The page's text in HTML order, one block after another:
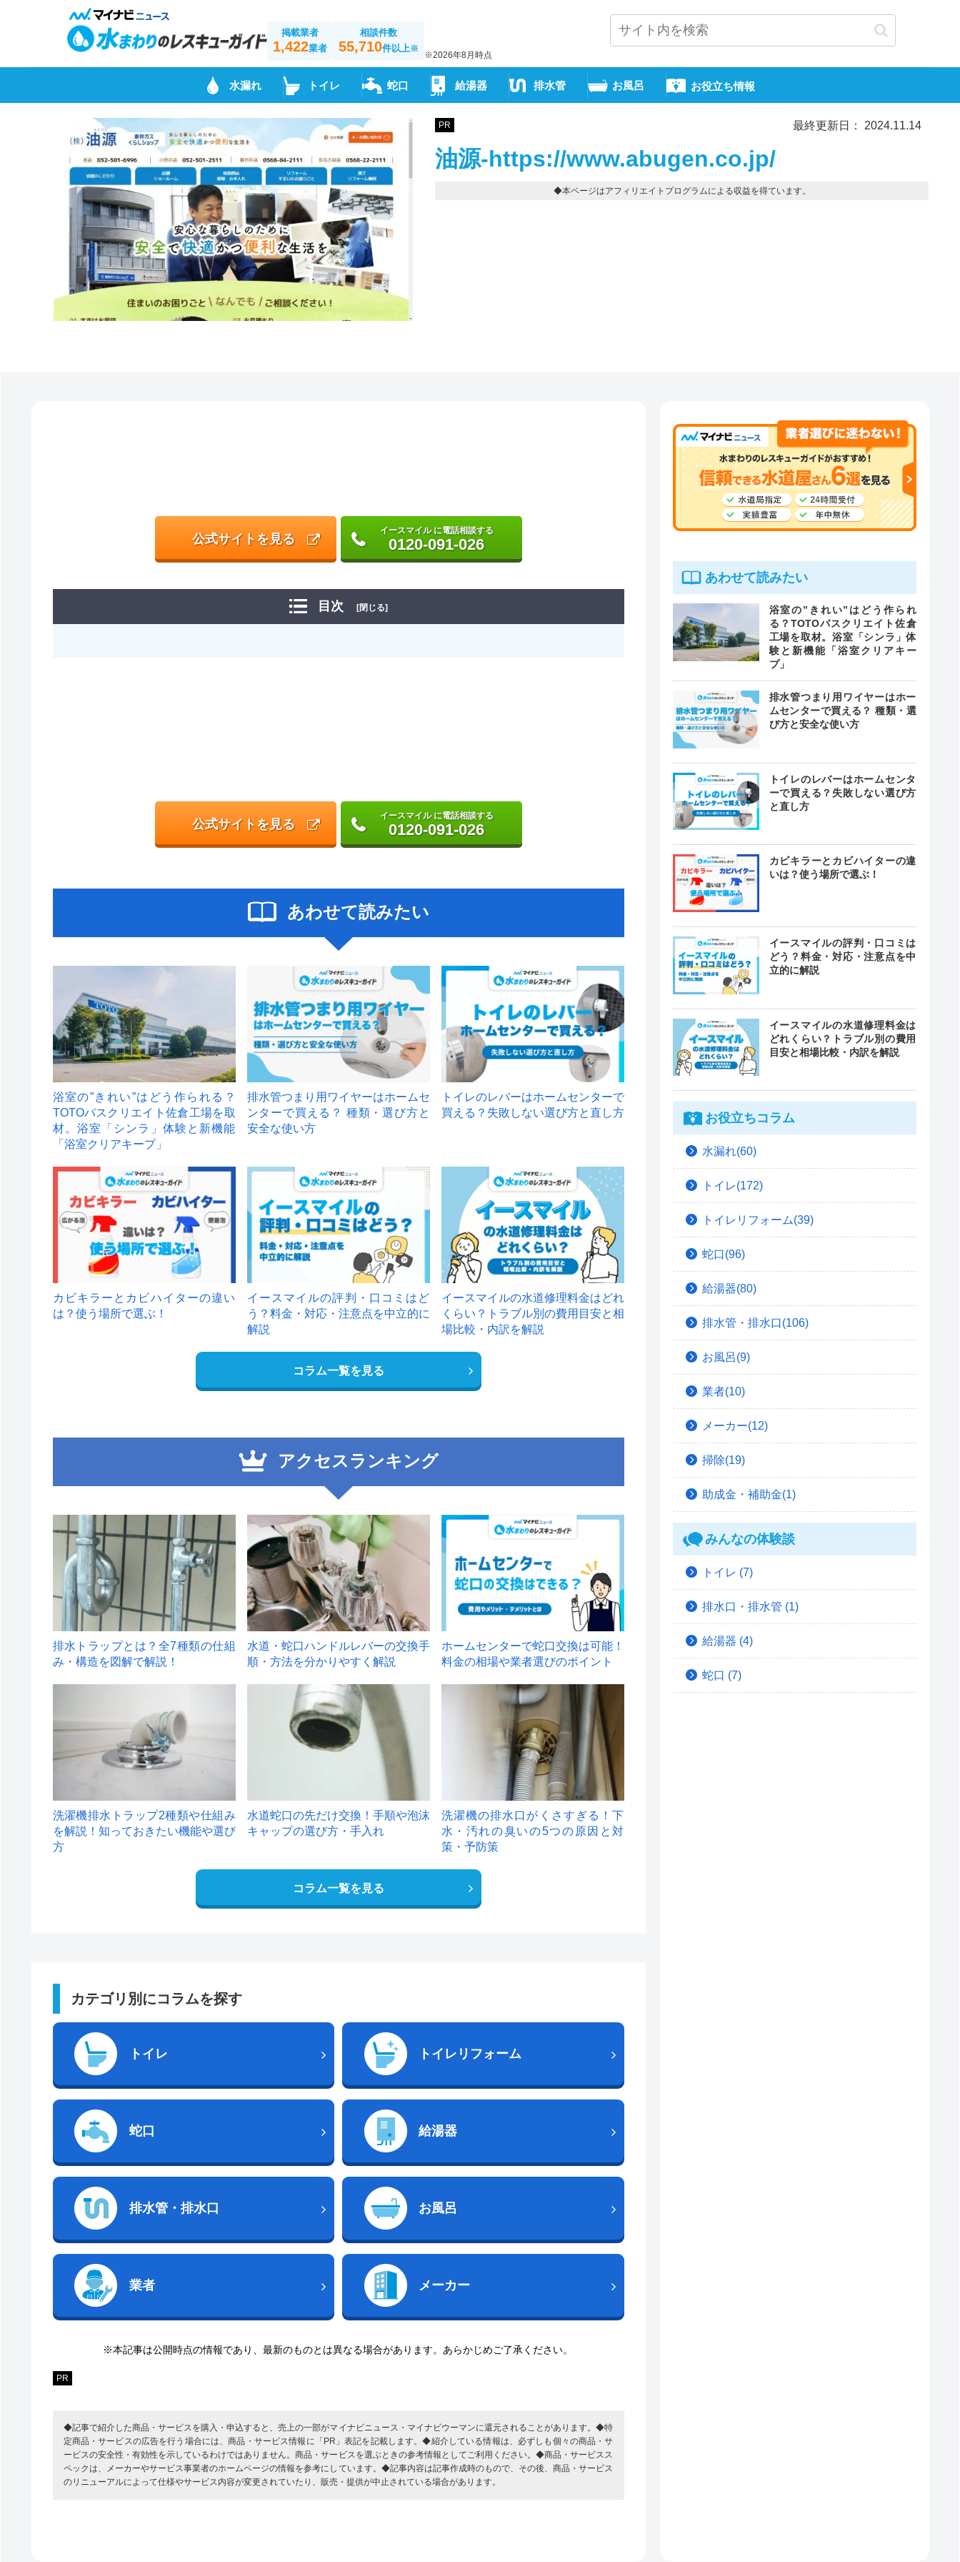
掲載業者
1,422業者
相談件数
55,710件以上※
※2026年8月時点
水漏れ トイレ 蛇口 給湯器 排水管 お風呂 お役立ち情報
PR 最終更新日： 2024.11.14
油源-https://www.abugen.co.jp/
◆本ページはアフィリエイトプログラムによる収益を得ています。
公式サイトを見る
イースマイル に電話相談する
0120-091-026
目次 [閉じる]
公式サイトを見る
イースマイル に電話相談する
0120-091-026
あわせて読みたい
浴室の”きれい”はどう作られる？
TOTOバスクリエイト佐倉工場を取
材。浴室「シンラ」体験と新機能
「浴室クリアキープ」
排水管つまり用ワイヤーはホームセ
ンターで買える？ 種類・選び方と
安全な使い方
トイレのレバーはホームセンターで
買える？失敗しない選び方と直し方
カビキラーとカビハイターの違い
は？使う場所で選ぶ！
イースマイルの評判・口コミはど
う？料金・対応・注意点を中立的に
解説
イースマイルの水道修理料金はどれ
くらい？トラブル別の費用目安と相
場比較・内訳を解説
コラム一覧を見る
アクセスランキング
1
排水トラップとは？全7種類の仕組
み・構造を図解で解説！
2
水道・蛇口ハンドルレバーの交換手
順・方法を分かりやすく解説
ホームセンターで蛇口交換は可能！
料金の相場や業者選びのポイント
洗濯機排水トラップ2種類や仕組み
を解説！知っておきたい機能や選び
方
水道蛇口の先だけ交換！手順や泡沫
キャップの選び方・手入れ
洗濯機の排水口がくさすぎる！下
水・汚れの臭いの5つの原因と対
策・予防策
コラム一覧を見る
カテゴリ別にコラムを探す
トイレ トイレリフォーム
蛇口 給湯器
排水管・排水口 お風呂
業者 メーカー
※本記事は公開時点の情報であり、最新のものとは異なる場合があります。あらかじめご了承ください。
PR
◆記事で紹介した商品・サービスを購入・申込すると、売上の一部がマイナビニュース・マイナビウーマンに還元されることがあります。◆特
定商品・サービスの広告を行う場合には、商品・サービス情報に「PR」表記を記載します。◆紹介している情報は、必ずしも個々の商品・サ
ービスの安全性・有効性を示しているわけではありません。商品・サービスを選ぶときの参考情報としてご利用ください。◆商品・サービスス
ペックは、メーカーやサービス事業者のホームページの情報を参考にしています。◆記事内容は記事作成時のもので、その後、商品・サービス
のリニューアルによって仕様やサービス内容が変更されていたり、販売・提供が中止されている場合があります。
あわせて読みたい
浴室の”きれい”はどう作られ
る？TOTOバスクリエイト佐倉
工場を取材。浴室「シンラ」体
験と新機能「浴室クリアキー
プ」
排水管つまり用ワイヤーはホー
ムセンターで買える？ 種類・選
び方と安全な使い方
トイレのレバーはホームセンタ
ーで買える？失敗しない選び方
と直し方
カビキラーとカビハイターの違
いは？使う場所で選ぶ！
イースマイルの評判・口コミは
どう？料金・対応・注意点を中
立的に解説
イースマイルの水道修理料金は
どれくらい？トラブル別の費用
目安と相場比較・内訳を解説
お役立ちコラム
水漏れ(60)
トイレ(172)
トイレリフォーム(39)
蛇口(96)
給湯器(80)
排水管・排水口(106)
お風呂(9)
業者(10)
メーカー(12)
掃除(19)
助成金・補助金(1)
みんなの体験談
トイレ (7)
排水口・排水管 (1)
給湯器 (4)
蛇口 (7)